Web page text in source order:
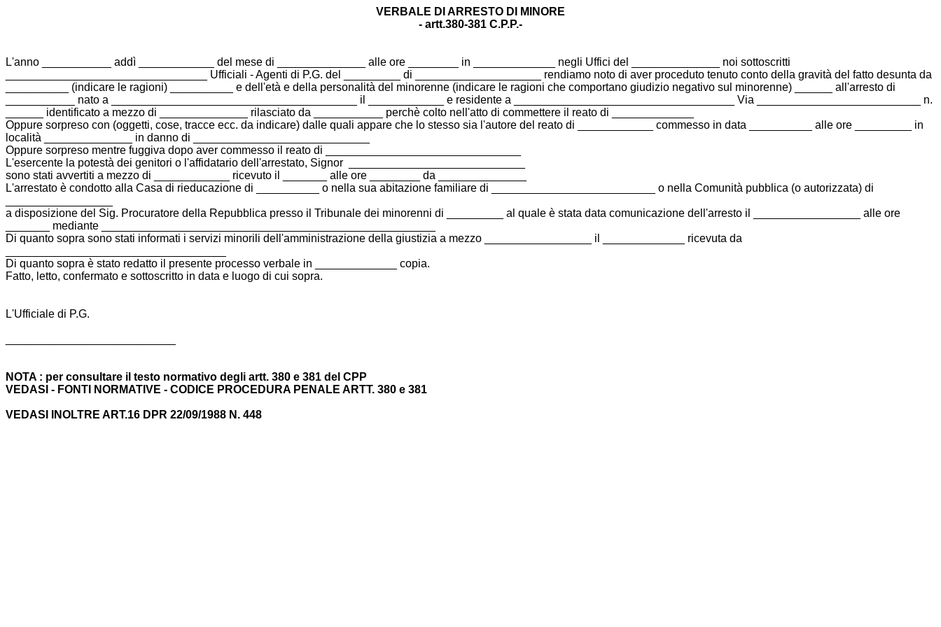
VERBALE DI ARRESTO DI MINORE
- artt.380-381 C.P.P.-
L'anno ___________ addì ____________ del mese di ______________ alle ore ________ in _____________ negli Uffici del ______________ noi sottoscritti
________________________________ Ufficiali - Agenti di P.G. del _________ di ____________________ rendiamo noto di aver proceduto tenuto conto della gravità del fatto desunta da
__________ (indicare le ragioni) __________ e dell'età e della personalità del minorenne (indicare le ragioni che comportano giudizio negativo sul minorenne) ______ all'arresto di
___________ nato a _______________________________________ il ____________ e residente a ___________________________________ Via __________________________ n.
______ identificato a mezzo di ______________ rilasciato da ___________ perchè colto nell'atto di commettere il reato di _____________
Oppure sorpreso con (oggetti, cose, tracce ecc. da indicare) dalle quali appare che lo stesso sia l'autore del reato di ____________ commesso in data __________ alle ore _________ in
località ______________ in danno di ____________________________
Oppure sorpreso mentre fuggiva dopo aver commesso il reato di _______________________________
L'esercente la potestà dei genitori o l'affidatario dell'arrestato, Signor ____________________________
sono stati avvertiti a mezzo di ____________ ricevuto il _______ alle ore ________ da ______________
L'arrestato è condotto alla Casa di rieducazione di __________ o nella sua abitazione familiare di __________________________ o nella Comunità pubblica (o autorizzata) di
a disposizione del Sig. Procuratore della Repubblica presso il Tribunale dei minorenni di _________ al quale è stata data comunicazione dell'arresto il _________________ alle ore
_______ mediante _____________________________________________________
Di quanto sopra sono stati informati i servizi minorili dell'amministrazione della giustizia a mezzo _________________ il _____________ ricevuta da
Di quanto sopra è stato redatto il presente processo verbale in _____________ copia.
Fatto, letto, confermato e sottoscritto in data e luogo di cui sopra.
L'Ufficiale di P.G.
NOTA : per consultare il testo normativo degli artt. 380 e 381 del CPP
VEDASI - FONTI NORMATIVE - CODICE PROCEDURA PENALE ARTT. 380 e 381
VEDASI INOLTRE ART.16 DPR 22/09/1988 N. 448